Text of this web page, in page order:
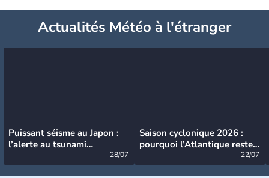
Actualités Météo à l'étranger
Puissant séisme au Japon :
l’alerte au tsunami
28/07
Saison cyclonique 2026 :
pourquoi l’Atlantique reste
22/07